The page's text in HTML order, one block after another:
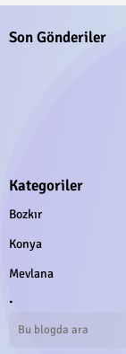
Son Gönderiler
Kategoriler
Bozkır
Konya
Mevlana
.